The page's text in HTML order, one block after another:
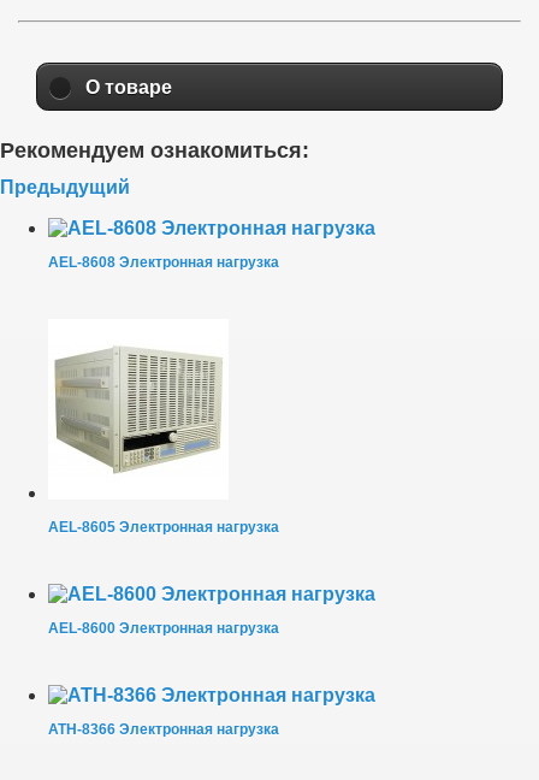
О товаре
Рекомендуем ознакомиться:
Предыдущий
AEL-8608 Электронная нагрузка
AEL-8605 Электронная нагрузка
AEL-8600 Электронная нагрузка
АТН-8366 Электронная нагрузка